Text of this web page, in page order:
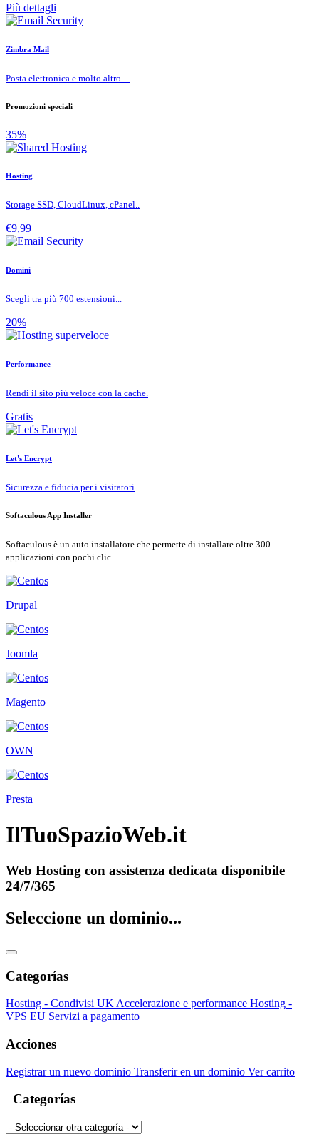
Più dettagli
Zimbra Mail
Posta elettronica e molto altro…
Promozioni speciali
35%
Hosting
Storage SSD, CloudLinux, cPanel..
€9,99
Domini
Scegli tra più 700 estensioni...
20%
Performance
Rendi il sito più veloce con la cache.
Gratis
Let's Encrypt
Sicurezza e fiducia per i visitatori
Softaculous App Installer
Softaculous è un auto installatore che permette di installare oltre 300
applicazioni con pochi clic
Drupal
Joomla
Magento
OWN
Presta
IlTuoSpazioWeb.it
Web Hosting con assistenza dedicata disponibile
24/7/365
Seleccione un dominio...
Categorías
Hosting - Condivisi UK Accelerazione e performance Hosting -
VPS EU Servizi a pagamento
Acciones
Registrar un nuevo dominio Transferir en un dominio Ver carrito
Categorías